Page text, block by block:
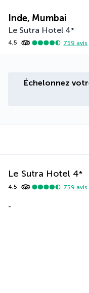
Inde, Mumbai
Le Sutra Hotel 4*
4,5 759 avis
Échelonnez
Le Sutra Hotel 4*
4,5 759 avis
-